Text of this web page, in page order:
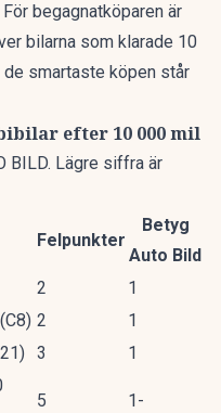
begagnatköparen är
bilarna som klarade 10
smartaste köpen står
efter 10 000 mil
BILD. Lägre siffra är
Felpunkter
Betyg
Auto Bild
2
1
2
1
3 1
5 1-